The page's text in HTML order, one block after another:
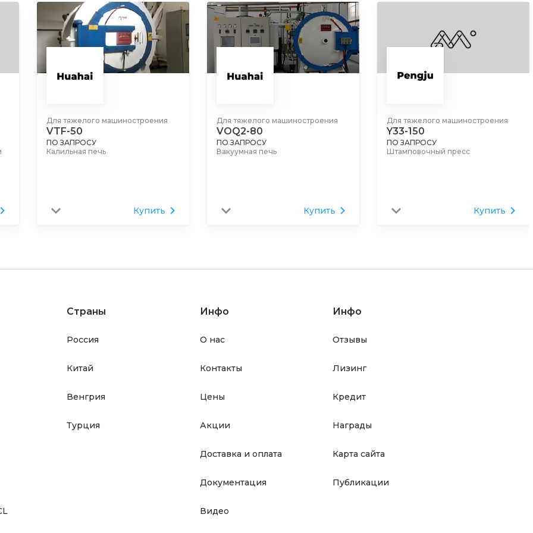
Для тяжелого машиностроения
VOQ2-80
ПО ЗАПРОСУ
Вакуумная печь
Купить
Для тяжелого машиностроения
Y33-150
ПО ЗАПРОСУ
Штамповочный пресс
Купить
Для тяжелого машиностроения
ZQ4116
ПО ЗАПРОСУ
Настольно-сверлильный станок
Купить
Страны
Россия
Китай
Венгрия
Турция
Инфо
О нас
Контакты
Цены
Акции
Доставка и оплата
Документация
Видео
Инфо
Отзывы
Лизинг
Кредит
Награды
Карта сайта
Публикации